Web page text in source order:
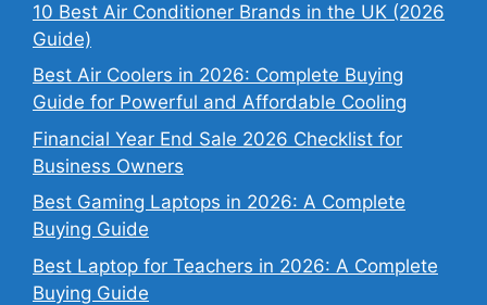
10 Best Air Conditioner Brands in the UK (2026
Guide)
Best Air Coolers in 2026: Complete Buying
Guide for Powerful and Affordable Cooling
Financial Year End Sale 2026 Checklist for
Business Owners
Best Gaming Laptops in 2026: A Complete
Buying Guide
Best Laptop for Teachers in 2026: A Complete
Buying Guide